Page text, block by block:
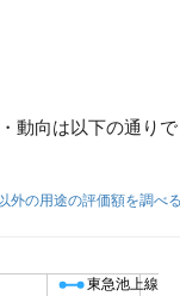
動向は以下の通りで
外の用途の評価額を調べる
東急池上線